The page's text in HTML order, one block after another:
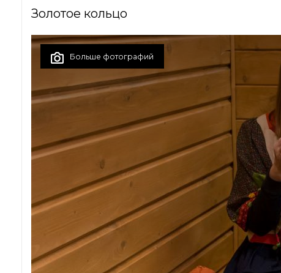
Золотое кольцо
Больше фотографий